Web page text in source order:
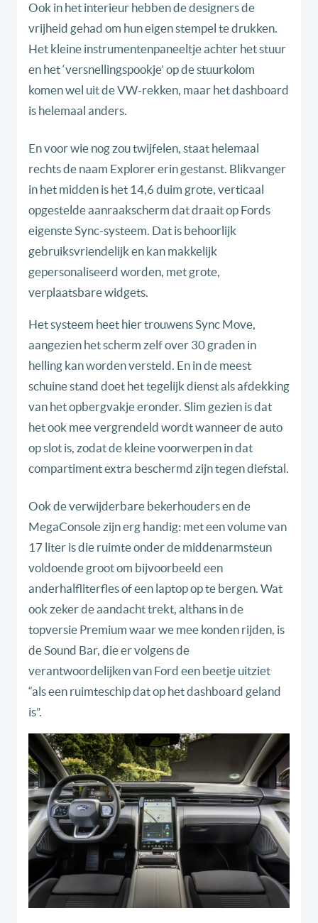
Ook in het interieur hebben de designers de
vrijheid gehad om hun eigen stempel te drukken.
Het kleine instrumentenpaneeltje achter het stuur
en het ‘versnellingspookje’ op de stuurkolom
komen wel uit de VW-rekken, maar het dashboard
is helemaal anders.
En voor wie nog zou twijfelen, staat helemaal
rechts de naam Explorer erin gestanst. Blikvanger
in het midden is het 14,6 duim grote, verticaal
opgestelde aanraakscherm dat draait op Fords
eigenste Sync-systeem. Dat is behoorlijk
gebruiksvriendelijk en kan makkelijk
gepersonaliseerd worden, met grote,
verplaatsbare widgets.
Het systeem heet hier trouwens Sync Move,
aangezien het scherm zelf over 30 graden in
helling kan worden versteld. En in de meest
schuine stand doet het tegelijk dienst als afdekking
van het opbergvakje eronder. Slim gezien is dat
het ook mee vergrendeld wordt wanneer de auto
op slot is, zodat de kleine voorwerpen in dat
compartiment extra beschermd zijn tegen diefstal.
Ook de verwijderbare bekerhouders en de
MegaConsole zijn erg handig: met een volume van
17 liter is die ruimte onder de middenarmsteun
voldoende groot om bijvoorbeeld een
anderhalfliterfles of een laptop op te bergen. Wat
ook zeker de aandacht trekt, althans in de
topversie Premium waar we mee konden rijden, is
de Sound Bar, die er volgens de
verantwoordelijken van Ford een beetje uitziet
“als een ruimteschip dat op het dashboard geland
is”.